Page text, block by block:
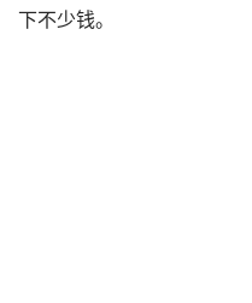
下不少钱。